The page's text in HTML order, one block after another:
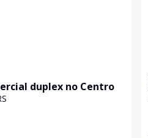
duplex no Centro